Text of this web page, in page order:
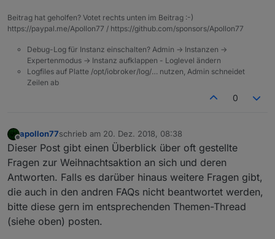
Beitrag hat geholfen? Votet rechts unten im Beitrag :-)
https://paypal.me/Apollon77 / https://github.com/sponsors/Apollon77
Debug-Log für Instanz einschalten? Admin -> Instanzen ->
Expertenmodus -> Instanz aufklappen - Loglevel ändern
Logfiles auf Platte /opt/iobroker/log/… nutzen, Admin schneidet
Zeilen ab
0
Offline
apollon77schrieb am 20. Dez. 2018, 08:38
zuletzt editiert von
Dieser Post gibt einen Überblick über oft gestellte
Fragen zur Weihnachtsaktion an sich und deren
Antworten. Falls es darüber hinaus weitere Fragen gibt,
die auch in den andren FAQs nicht beantwortet werden,
bitte diese gern im entsprechenden Themen-Thread
(siehe oben) posten.